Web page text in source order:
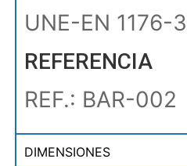
UNE-EN 1176-
REFERENCIA
REF.: BAR-002
DIMENSIONES